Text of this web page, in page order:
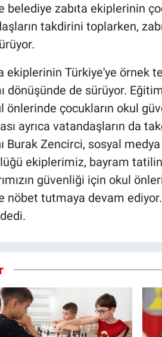
belediye zabıta ekiplerinin
takdirini toplarken,
ekiplerinin Türkiye'ye örnek
dönüşünde de sürüyor.
çocukların okul
ayrıca vatandaşların da
Burak Zencirci, sosyal medya
ekiplerimiz, bayram
güvenliği için okul
tutmaya devam